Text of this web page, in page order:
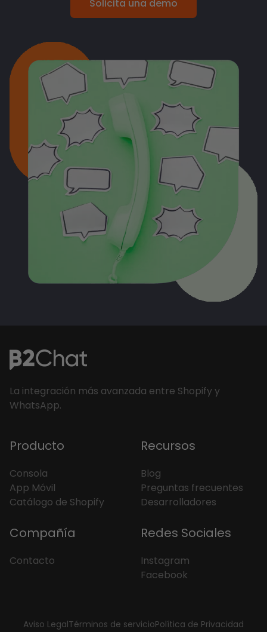
Solicita una demo
La integración más avanzada entre Shopify y
WhatsApp.
Producto
Consola
App Móvil
Catálogo de Shopify
Recursos
Blog
Preguntas frecuentes
Desarrolladores
Compañía
Contacto
Redes Sociales
Instagram
Facebook
Aviso LegalTérminos de servicioPolítica de Privacidad